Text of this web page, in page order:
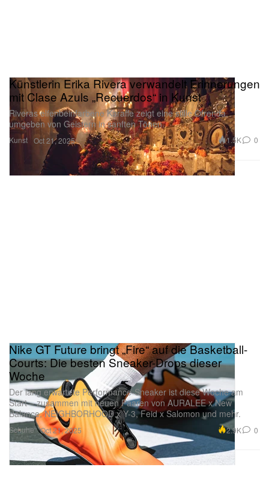
Kunst
Künstlerin Erika Rivera verwandelt Erinnerungen
mit Clase Azuls „Recuerdos“ in Kunst
Riveras elfenbeinfarbene Karaffe zeigt eine stille Ofrenda,
umgeben von Geistern in sanften Tönen.
Oct 21, 2025 1.5K 0
Schuhe
Nike GT Future bringt „Fire“ auf die Basketball-
Courts: Die besten Sneaker-Drops dieser
Woche
Der lang erwartete Performance-Sneaker ist diese Woche am
Start – zusammen mit neuen Paaren von AURALEE x New
Balance, NEIGHBORHOOD x Y-3, Feid x Salomon und mehr.
Oct 21, 2025 2.9K 0